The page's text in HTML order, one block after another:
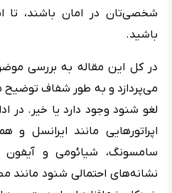
شخصی‌تان در امان باشند، تا
باشید.
در کل این مقاله به بررسی
می‌پردازد و به طور شفاف توضیح
لغو شنود وجود دارد یا خیر. در
اپراتورهایی مانند ایرانسل و
سامسونگ، شیائومی و
نشانه‌های احتمالی شنود مانند